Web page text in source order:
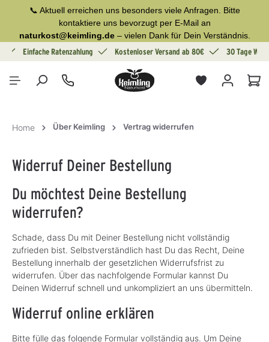
springen
📞 Aktuell erreichen uns besonders viele Anfragen. Bitte
kontaktiere uns bevorzugt per E-Mail an
naturkost@keimling.de– vielen Dank für Dein Verständnis.
Einfache Ratenzahlung Kostenloser Versand ab 80€ 30 Tage
Home Über Keimling Vertrag widerrufen
Widerruf Deiner Bestellung
Du möchtest Deine Bestellung
widerrufen?
Schade, dass Du mit Deiner Bestellung nicht vollständig
zufrieden bist. Selbstverständlich hast Du das Recht, Deine
Bestellung innerhalb der gesetzlichen Widerrufsfrist zu
widerrufen. Über das nachfolgende Formular kannst Du
Deinen Widerruf schnell und unkompliziert an uns übermitteln.
Widerruf online erklären
Bitte fülle das folgende Formular vollständig aus. Um Deine